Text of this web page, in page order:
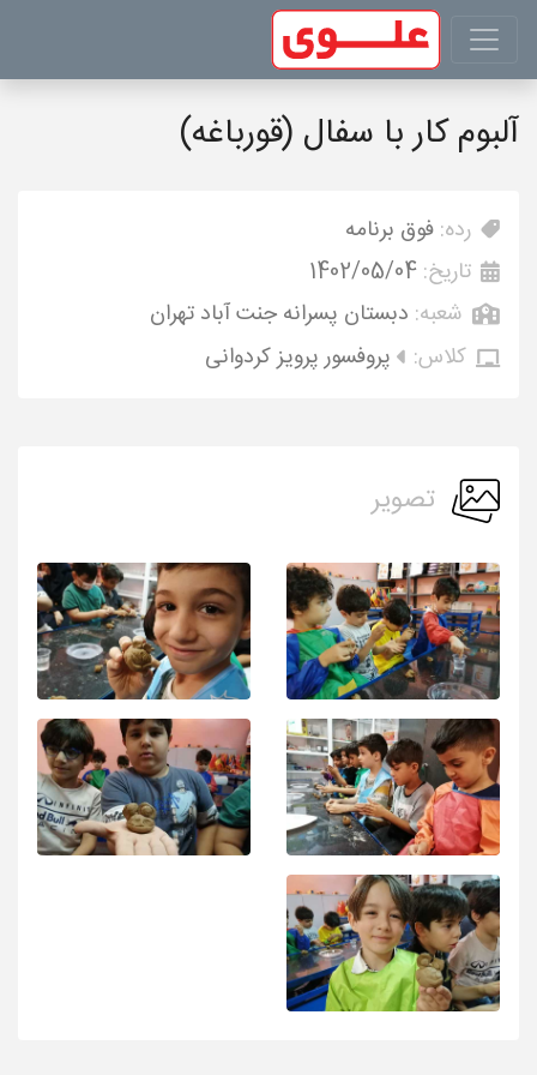
آلبوم کار با سفال (قورباغه)
رده: فوق برنامه
تاریخ: 1402/05/04
شعبه: دبستان پسرانه جنت آباد تهران
کلاس:
پروفسور پرویز کردوانی
تصویر